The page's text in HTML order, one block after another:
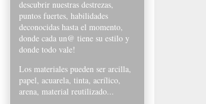
descubrir nuestras destrezas,
puntos fuertes, habilidades
deconocidas hasta el momento,
donde cada un@ tiene su estilo y
donde todo vale!
Los materiales pueden ser arcilla,
papel, acuarela, tinta, acrílico,
arena, material reutilizado...